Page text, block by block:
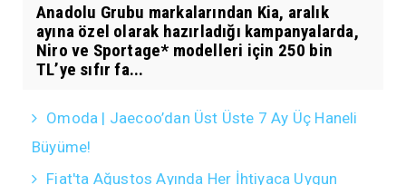
Anadolu Grubu markalarından Kia, aralık
ayına özel olarak hazırladığı kampanyalarda,
Niro ve Sportage* modelleri için 250 bin
TL’ye sıfır fa...
Omoda | Jaecoo’dan Üst Üste 7 Ay Üç Haneli
Büyüme!
Fiat'ta Ağustos Ayında Her İhtiyaca Uygun